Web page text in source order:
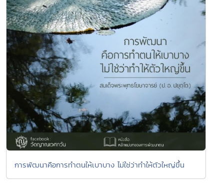
การพัฒนาคือการทำตนให้เบาบาง ไม่ใช่ว่าทำให้ตัวใหญ่ขึ้น